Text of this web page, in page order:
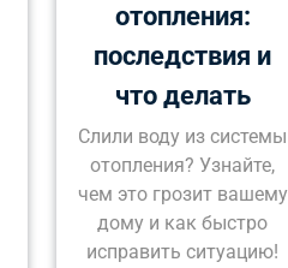
отопления:
последствия и
что делать
Слили воду из системы
отопления? Узнайте,
чем это грозит вашему
дому и как быстро
исправить ситуацию!